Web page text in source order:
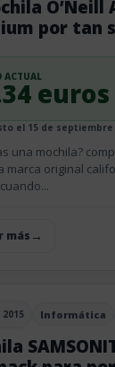
O’Neill
por tan
ACTUAL
euros
el 15 de septiembre
una mochila?
marca original
más
el
2015 Informática